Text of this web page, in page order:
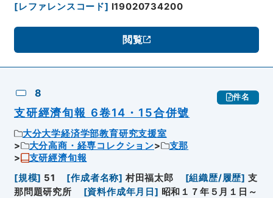
[レファレンスコード] I19020734200
閲覧
8 件名
支研經濟旬報 6卷14・15合併號
大分大学経済学部教育研究支援室
大分高商・経専コレクション
支那
支研經濟旬報
[規模] 51 [作成者名称] 村田福太郎 [組織歴/履歴] 支
那問題研究所
[資料作成年月日 ] 昭和１７年５月１日～